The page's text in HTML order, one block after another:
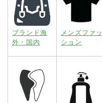
ブランド海
外・国内
メンズファッ
ション